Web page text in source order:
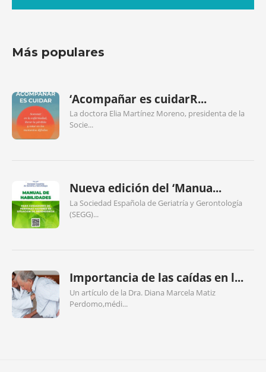
Más populares
‘Acompañar es cuidarR...
La doctora Elia Martínez Moreno, presidenta de la
Socie...
Nueva edición del ‘Manua...
La Sociedad Española de Geriatría y Gerontología
(SEGG)...
Importancia de las caídas en l...
Un artículo de la Dra. Diana Marcela Matiz
Perdomo,médi...